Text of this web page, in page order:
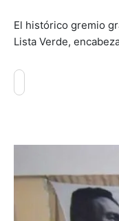
El histórico gremio
Lista Verde,